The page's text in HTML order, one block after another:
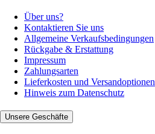
Über uns?
Kontaktieren Sie uns
Allgemeine Verkaufsbedingungen
Rückgabe & Erstattung
Impressum
Zahlungsarten
Lieferkosten und Versandoptionen
Hinweis zum Datenschutz
Unsere Geschäfte